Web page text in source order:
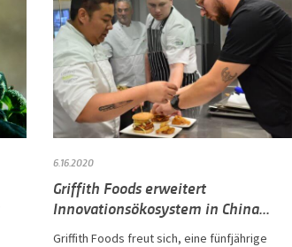
6.16.2020
Griffith Foods erweitert
Innovationsökosystem in China...
Griffith Foods freut sich, eine fünfjährige